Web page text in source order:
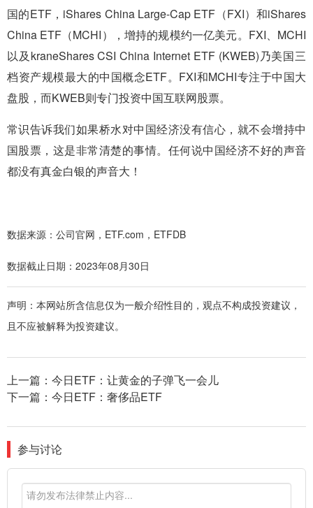
国的ETF，iShares China Large-Cap ETF（FXI）和iShares
China ETF（MCHI），增持的规模约一亿美元。FXI、MCHI
以及kraneShares CSI China Internet ETF (KWEB)乃美国三
档资产规模最大的中国概念ETF。FXI和MCHI专注于中国大
盘股，而KWEB则专门投资中国互联网股票。
常识告诉我们如果桥水对中国经济没有信心，就不会增持中
国股票，这是非常清楚的事情。任何说中国经济不好的声音
都没有真金白银的声音大！
数据来源：公司官网，ETF.com，ETFDB
数据截止日期：2023年08月30日
声明：本网站所含信息仅为一般介绍性目的，观点不构成投资建议，
且不应被解释为投资建议。
上一篇： 今日ETF：让黄金的子弹飞一会儿
下一篇： 今日ETF：奢侈品ETF
参与讨论